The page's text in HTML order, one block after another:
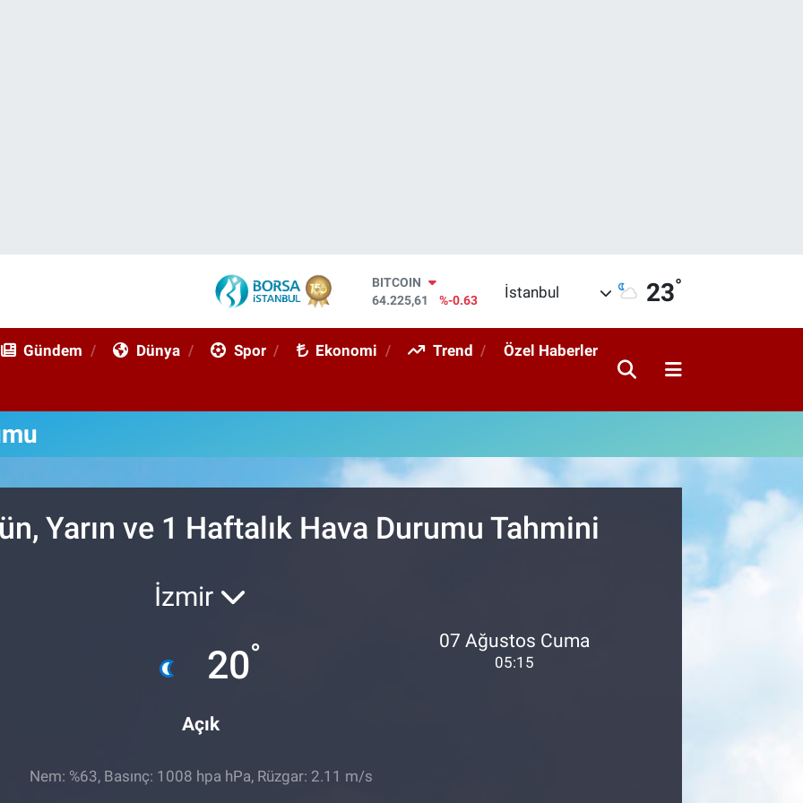
BITCOIN
64.225,61
%-0.63
EURO
BİST100
13.799
İstanbul 23°
Gündem Dünya Spor Ekonomi Trend Özel Haberler
Yarın ve 1 Haftalık Hava Durumu Tahmini
İzmir
20°
Açık
07 Ağustos Cuma
05:15
Nem: %63, Basınç: 1008 hpa hPa, Rüzgar: 2.11 m/s